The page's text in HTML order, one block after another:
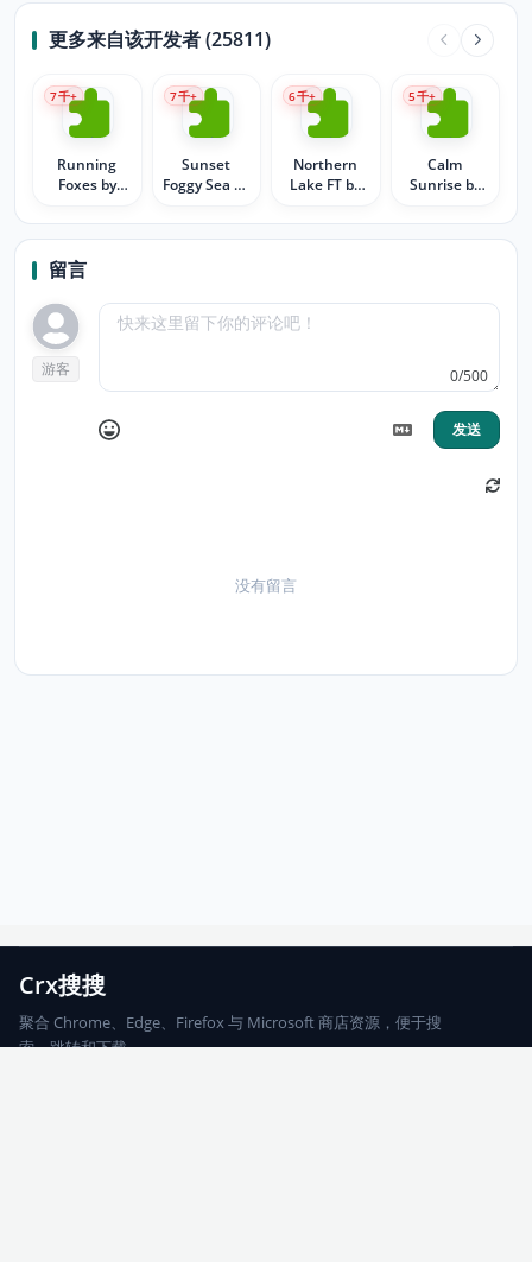
更多来自该开发者 (25811)
Running
Foxes by
7千+
Sunset
Foggy Sea by
7千+
Northern
Lake FT by
6千+
Calm
Sunrise by
5千+
留言
游客 0/500
发送
没有留言
Crx搜搜
聚合 Chrome、Edge、Firefox 与 Microsoft 商店资源，便于搜
索、跳转和下载。